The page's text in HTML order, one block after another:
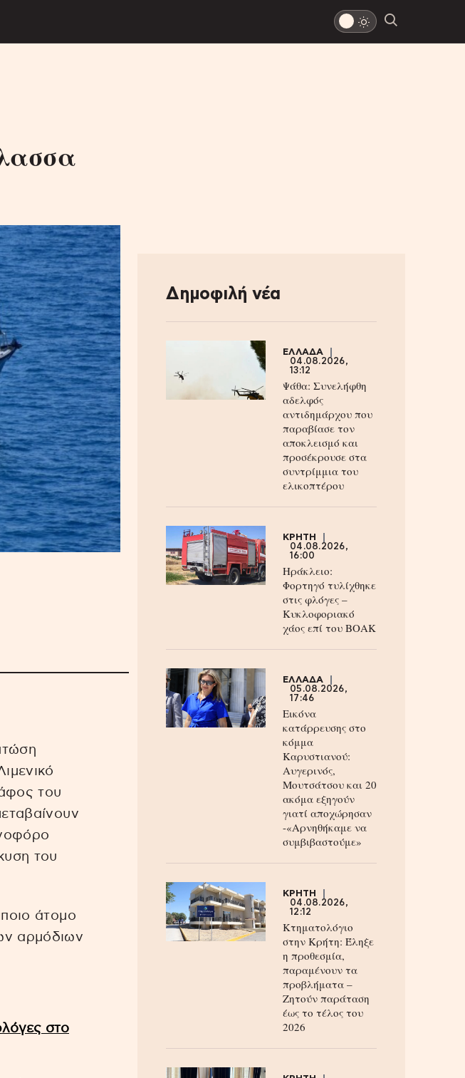
του
του
άτομο
αρμόδιων
στο
Δημοφιλή νέα
ΕΛΛΑΔΑ
04.08.2026,
13:12
Ψάθα: Συνελήφθη
αδελφός
αντιδημάρχου που
παραβίασε τον
αποκλεισμό και
προσέκρουσε στα
συντρίμμια του
ελικοπτέρου
ΚΡΗΤΗ
04.08.2026,
16:00
Ηράκλειο:
Φορτηγό τυλίχθηκε
στις φλόγες –
Κυκλοφοριακό
χάος επί του ΒΟΑΚ
ΕΛΛΑΔΑ
05.08.2026,
17:46
Εικόνα
κατάρρευσης στο
κόμμα
Καρυστιανού:
Αυγερινός,
Μουτσάτσου και 20
ακόμα εξηγούν
γιατί αποχώρησαν
-«Αρνηθήκαμε να
συμβιβαστούμε»
ΚΡΗΤΗ
04.08.2026,
12:12
Κτηματολόγιο
στην Κρήτη: Έληξε
η προθεσμία,
παραμένουν τα
προβλήματα –
Ζητούν παράταση
έως το τέλος του
2026